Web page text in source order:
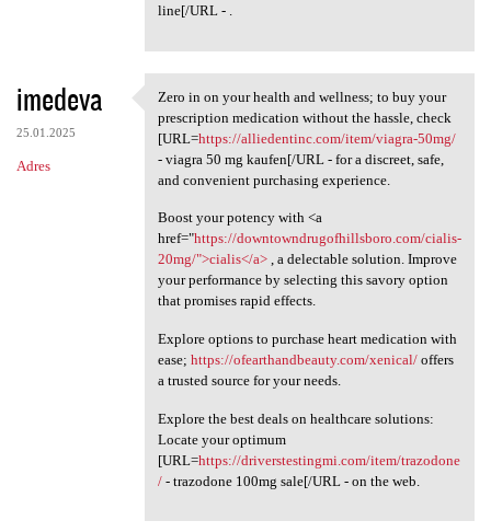
line[/URL - .
imedeva
25.01.2025
Adres
Zero in on your health and
Zero in on your health and wellness; to buy your
prescription medication without the hassle, check
[URL=https://alliedentinc.com/item/viagra-50mg/
- viagra 50 mg kaufen[/URL - for a discreet, safe,
and convenient purchasing experience.
Boost your potency with <a
href="https://downtowndrugofhillsboro.com/cialis-
20mg/">cialis</a>, a delectable solution. Improve
your performance by selecting this savory option
that promises rapid effects.
Explore options to purchase heart medication with
ease; https://ofearthandbeauty.com/xenical/offers
a trusted source for your needs.
Explore the best deals on healthcare solutions:
Locate your optimum
[URL=https://driverstestingmi.com/item/trazodone
/- trazodone 100mg sale[/URL - on the web.